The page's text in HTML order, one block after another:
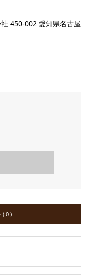
450-002 愛知県名古屋
( 0 )